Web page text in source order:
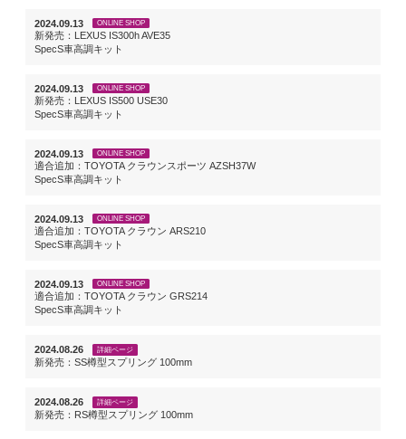
2024.09.13 ONLINE SHOP
新発売：LEXUS IS300h AVE35
SpecS車高調キット
2024.09.13 ONLINE SHOP
新発売：LEXUS IS500 USE30
SpecS車高調キット
2024.09.13 ONLINE SHOP
適合追加：TOYOTA クラウンスポーツ AZSH37W
SpecS車高調キット
2024.09.13 ONLINE SHOP
適合追加：TOYOTA クラウン ARS210
SpecS車高調キット
2024.09.13 ONLINE SHOP
適合追加：TOYOTA クラウン GRS214
SpecS車高調キット
2024.08.26 詳細ページ
新発売：SS樽型スプリング 100mm
2024.08.26 詳細ページ
新発売：RS樽型スプリング 100mm